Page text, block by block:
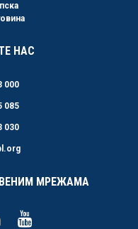
НАС
000
085
030
МРЕЖАМА